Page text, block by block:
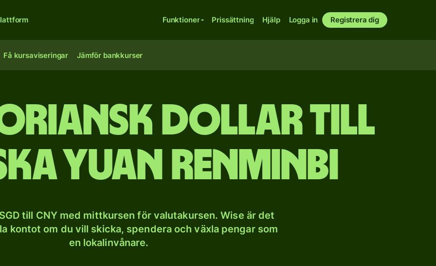
Funktioner Prissättning Hjälp Logga in Registrera dig
Få kursaviseringar Jämför bankkurser
dollar till
yuan renminbi
till CNY med mittkursen för valutakursen. Wise är det
kontot om du vill skicka, spendera och växla pengar som
en lokalinvånare.